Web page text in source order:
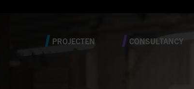
PROJECTEN CONSULTANCY